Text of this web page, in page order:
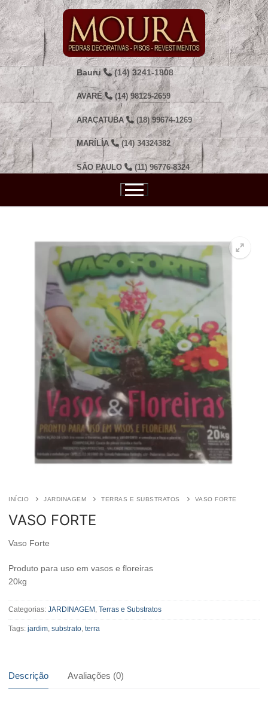
Pular
para
o
conteúdo
Bauru (14) 3241-1808
AVARÉ (14) 98125-2659
ARAÇATUBA (18) 99674-1269
MARÍLIA (14) 34324382
SÃO PAULO (11) 96776-8324
INÍCIO JARDINAGEM TERRAS E SUBSTRATOS VASO FORTE
VASO FORTE
Vaso Forte
Produto para uso em vasos e floreiras
20kg
Categorias: JARDINAGEM Terras e Substratos
Tags: jardim substrato terra
Descrição Avaliações (0)